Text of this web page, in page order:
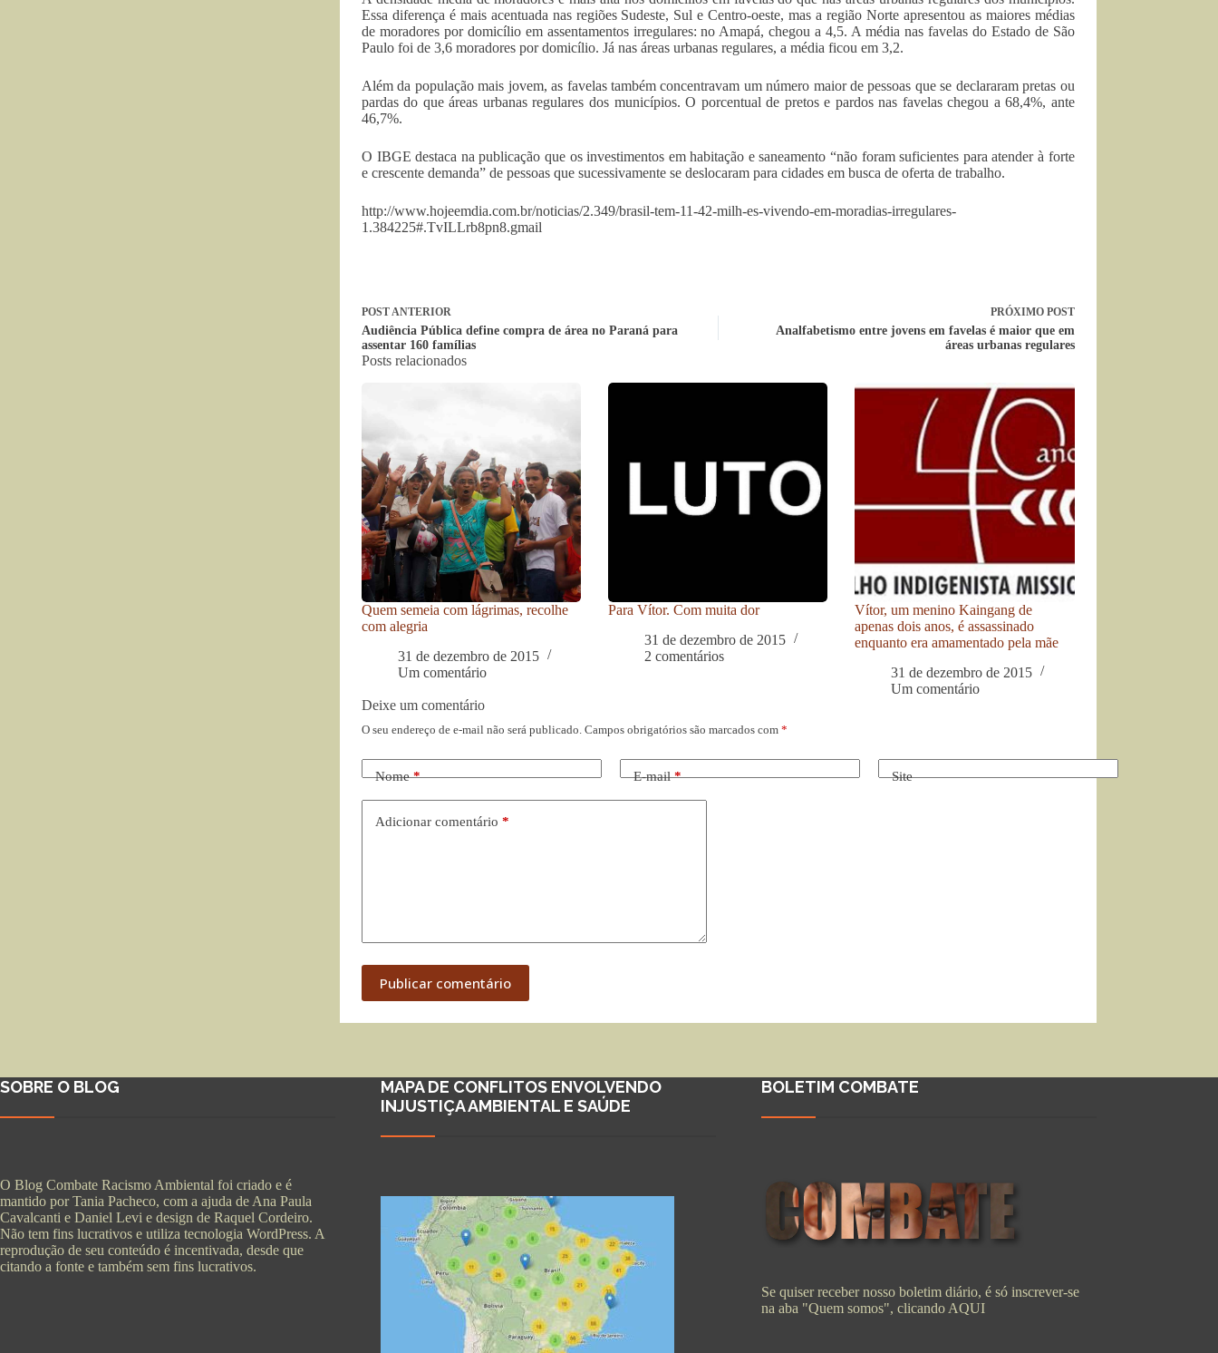
Essa diferença é mais acentuada nas regiões Sudeste, Sul e Centro-oeste, mas a região Norte apresentou as maiores médias
de moradores por domicílio em assentamentos irregulares: no Amapá, chegou a 4,5. A média nas favelas do Estado de São
Paulo foi de 3,6 moradores por domicílio. Já nas áreas urbanas regulares, a média ficou em 3,2.
Além da população mais jovem, as favelas também concentravam um número maior de pessoas que se declararam pretas ou
pardas do que áreas urbanas regulares dos municípios. O porcentual de pretos e pardos nas favelas chegou a 68,4%, ante
46,7%.
O IBGE destaca na publicação que os investimentos em habitação e saneamento “não foram suficientes para atender à forte
e crescente demanda” de pessoas que sucessivamente se deslocaram para cidades em busca de oferta de trabalho.
http://www.hojeemdia.com.br/noticias/2.349/brasil-tem-11-42-milh-es-vivendo-em-moradias-irregulares-
1.384225#.TvILLrb8pn8.gmail
POSTANTERIOR
Audiência Pública define compra de área no Paraná para
assentar 160 famílias
PRÓXIMO POST
Analfabetismo entre jovens em favelas é maior que em
áreas urbanas regulares
Posts relacionados
Quem semeia com lágrimas, recolhe
com alegria
31 de dezembro de 2015
Um comentário
Para Vítor. Com muita dor
31 de dezembro de 2015
2 comentários
Vítor, um menino Kaingang de
apenas dois anos, é assassinado
enquanto era amamentado pela mãe
31 de dezembro de 2015
Um comentário
Deixe um comentário
O seu endereço de e-mail não será publicado. Campos obrigatórios são marcados com *
Nome* E-mail* Site
Adicionar comentário *
Publicar comentário
SOBRE O BLOG
O Blog Combate Racismo Ambiental foi criado e é
mantido por Tania Pacheco, com a ajuda de Ana Paula
Cavalcanti e Daniel Levi e design de Raquel Cordeiro.
Não tem fins lucrativos e utiliza tecnologia WordPress. A
reprodução de seu conteúdo é incentivada, desde que
citando a fonte e também sem fins lucrativos.
MAPA DE CONFLITOS ENVOLVENDO
INJUSTIÇA AMBIENTAL E SAÚDE
BOLETIM COMBATE
Se quiser receber nosso boletim diário, é só inscrever-se
na aba "Quem somos", clicando AQUI